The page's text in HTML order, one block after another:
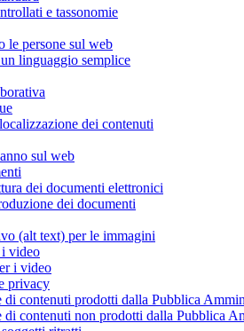
e tassonomie
le persone sul web
linguaggio semplice
dei contenuti
sul web
dei documenti elettronici
dei documenti
(alt text) per le immagini
video
i video
privacy
di contenuti prodotti dalla Pubblica
di contenuti non prodotti dalla Pubblica